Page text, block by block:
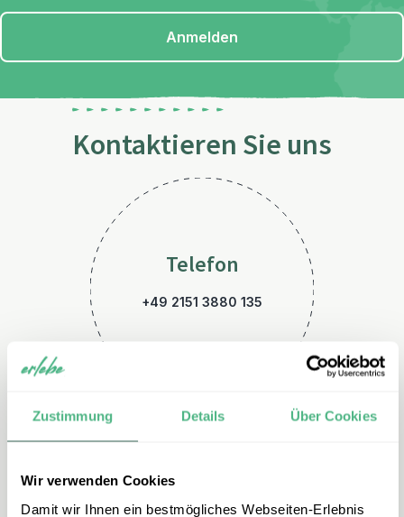
Zustimmung Details Über Cookies
Wir verwenden Cookies
Damit wir Ihnen ein bestmögliches Webseiten-Erlebnis
Anmelden
Kontaktieren Sie uns
Telefon
+49 2151 3880 135
E-Mail